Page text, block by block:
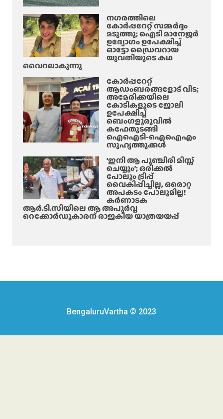
നഗരത്തിലെ
കോർപ്പറേറ്റ് സമ്മർദ്ദം
മടുത്തു; ഐടി മാനേജർ
ഉദ്യോഗം ഉപേക്ഷിച്ച്
ഓട്ടോ ഡ്രൈവറായ
യുവതിയുടെ കഥ
വൈറലാകുന്നു
കോർപ്പറേറ്റ്
ആഡംബരങ്ങളോട് വിട;
അമേരിക്കയിലെ
കോടികളുടെ ജോലി
ഉപേക്ഷിച്ച്
ബെംഗളൂരുവിൽ
കഫേതുടങ്ങി
ഐഐടി-ഐഐഎം
സുഹൃത്തുക്കൾ
‘ഇനി ആ പുഞ്ചിരി മിസ്സ്
ചെയ്യും’; ഒരിക്കൽ
പോലും ട്രിപ്പ്
വൈകിപ്പിച്ചില്ല, ഒരൊറ്റ
അപകടം പോലുമില്ല!
കർണാടക
ആർ.ടി.സിയിലെ ആ അപൂർവ്വ
റെക്കോർഡുകാരന് രാജകീയ യാത്രയയപ്പ്
BengaluruVartha © 2023